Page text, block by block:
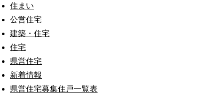
住まい
公営住宅
建築・住宅
住宅
県営住宅
新着情報
県営住宅募集住戸一覧表